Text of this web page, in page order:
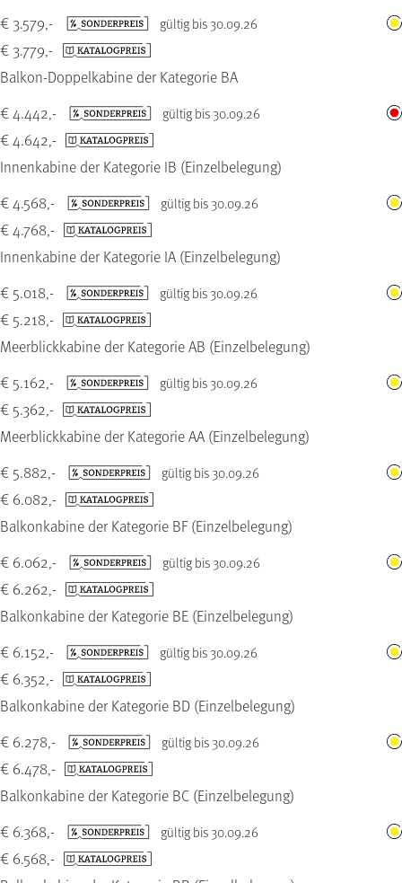
Balkon-Doppelkabine der Kategorie BA
€ 3.579,- gültig bis 30.09.26
€ 3.779,-
Innenkabine der Kategorie IB (Einzelbelegung)
€ 4.442,- gültig bis 30.09.26
€ 4.642,-
Innenkabine der Kategorie IA (Einzelbelegung)
€ 4.568,- gültig bis 30.09.26
€ 4.768,-
Meerblickkabine der Kategorie AB (Einzelbelegung)
€ 5.018,- gültig bis 30.09.26
€ 5.218,-
Meerblickkabine der Kategorie AA (Einzelbelegung)
€ 5.162,- gültig bis 30.09.26
€ 5.362,-
Balkonkabine der Kategorie BF (Einzelbelegung)
€ 5.882,- gültig bis 30.09.26
€ 6.082,-
Balkonkabine der Kategorie BE (Einzelbelegung)
€ 6.062,- gültig bis 30.09.26
€ 6.262,-
Balkonkabine der Kategorie BD (Einzelbelegung)
€ 6.152,- gültig bis 30.09.26
€ 6.352,-
Balkonkabine der Kategorie BC (Einzelbelegung)
€ 6.278,- gültig bis 30.09.26
€ 6.478,-
€ 6.368,- gültig bis 30.09.26
€ 6.568,-